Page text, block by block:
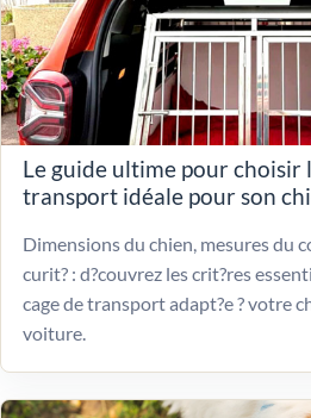
Le guide ultime pour choisir
transport idéale pour son
Dimensions du chien, mesures du
curit? : d?couvrez les crit?res
cage de transport adapt?e ? votre
voiture.